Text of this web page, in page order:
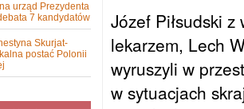
Józef Piłsudski z
lekarzem, Lech
wyruszyli w
w sytuacjach
urząd Prezydenta
7 kandydatów
Skurjat-
postać Polonii